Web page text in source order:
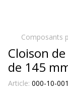
Composants
Cloison
de 145
Article: 000-10-